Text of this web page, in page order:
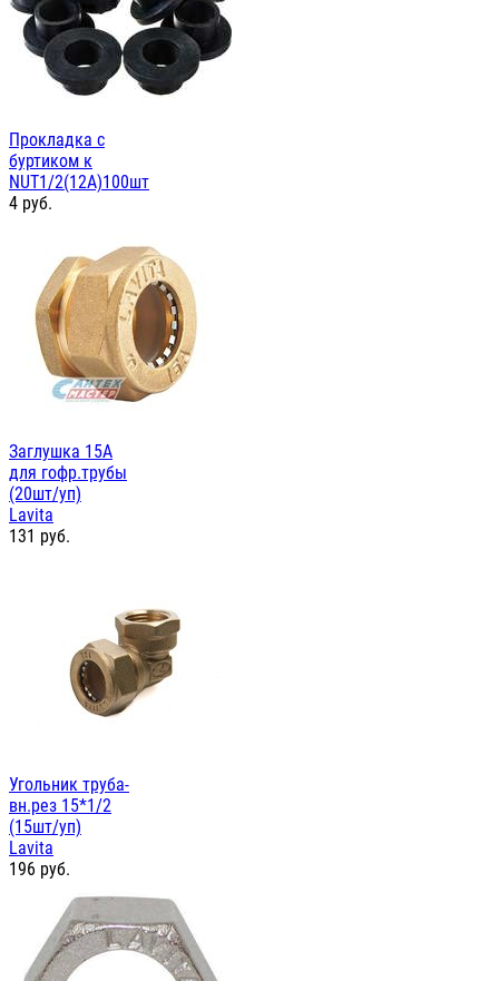
Прокладка с
буртиком к
NUT1/2(12А)100шт
4 руб.
Заглушка 15А
для гофр.трубы
(20шт/уп)
Lavita
131 руб.
Угольник труба-
вн.рез 15*1/2
(15шт/уп)
Lavita
196 руб.